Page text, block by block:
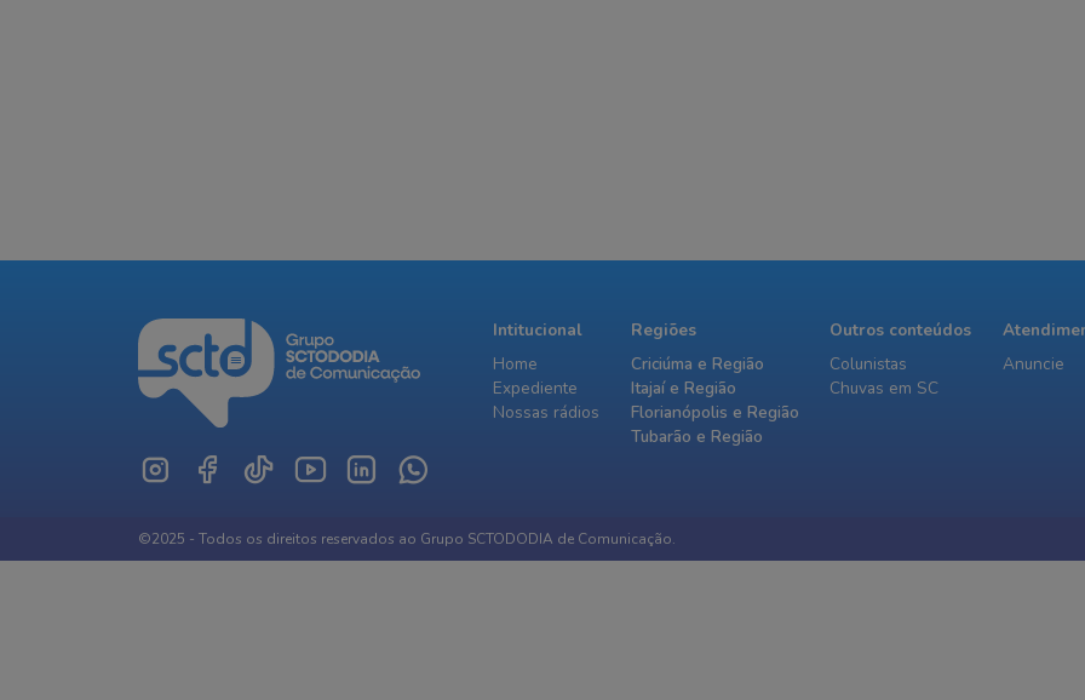
Intitucional
Home
Expediente
Nossas rádios
Regiões
Criciúma e Região
Itajaí e Região
Florianópolis e Região
Tubarão e Região
Outros conteúdos
Colunistas
Chuvas em SC
Anuncie
©2025 - Todos os direitos reservados ao Grupo SCTODODIA de Comunicação.